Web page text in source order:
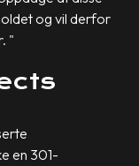
og vil derfor
"
en 301-